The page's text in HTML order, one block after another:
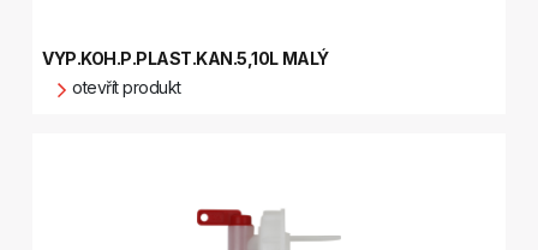
VYP.KOH.P.PLAST.KAN.5,10L MALÝ
otevřít produkt